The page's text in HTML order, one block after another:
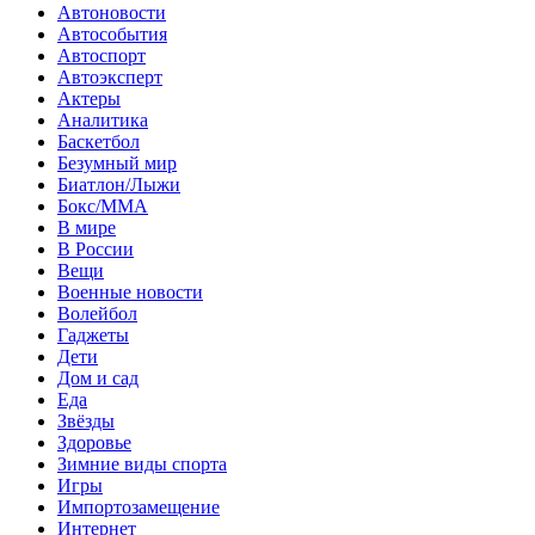
Автоновости
Автособытия
Автоспорт
Автоэксперт
Актеры
Аналитика
Баскетбол
Безумный мир
Биатлон/Лыжи
Бокс/MMA
В мире
В России
Вещи
Военные новости
Волейбол
Гаджеты
Дети
Дом и сад
Еда
Звёзды
Здоровье
Зимние виды спорта
Игры
Импортозамещение
Интернет